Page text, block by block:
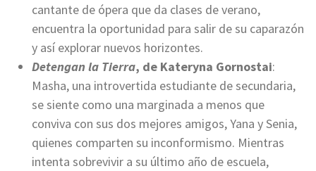
cantante de ópera que da clases de verano,
encuentra la oportunidad para salir de su caparazón
y así explorar nuevos horizontes.
Detengan la Tierra, de Kateryna Gornostai:
Masha, una introvertida estudiante de secundaria,
se siente como una marginada a menos que
conviva con sus dos mejores amigos, Yana y Senia,
quienes comparten su inconformismo. Mientras
intenta sobrevivir a su último año de escuela,